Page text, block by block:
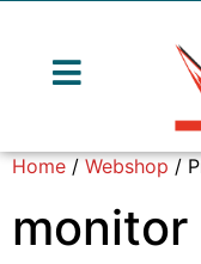
Home/Webshop/
monitor